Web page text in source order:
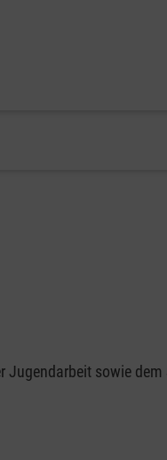
Jugendarbeit sowie